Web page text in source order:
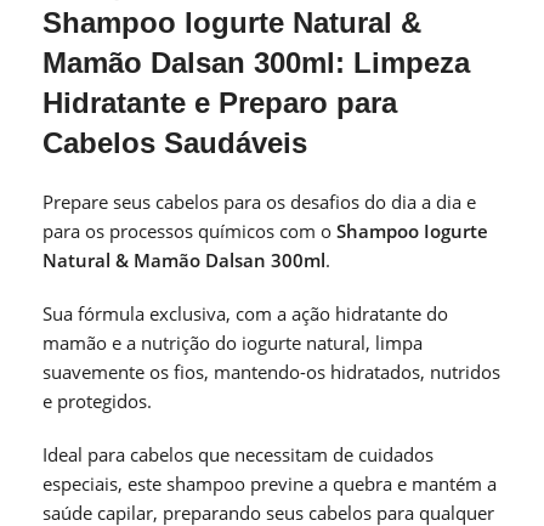
Shampoo Iogurte Natural &
Mamão Dalsan 300ml: Limpeza
Hidratante e Preparo para
Cabelos Saudáveis
Prepare seus cabelos para os desafios do dia a dia e
para os processos químicos com o Shampoo Iogurte
Natural & Mamão Dalsan 300ml.
Sua fórmula exclusiva, com a ação hidratante do
mamão e a nutrição do iogurte natural, limpa
suavemente os fios, mantendo-os hidratados, nutridos
e protegidos.
Ideal para cabelos que necessitam de cuidados
especiais, este shampoo previne a quebra e mantém a
saúde capilar, preparando seus cabelos para qualquer